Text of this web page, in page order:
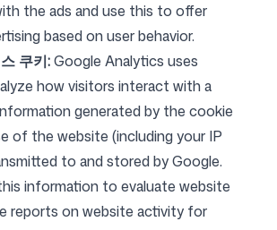
the ads and use this to offer
based on user behavior.
쿠키:Google Analytics uses
how visitors interact with a
generated by the cookie
of the website (including your IP
to and stored by Google.
information to evaluate website
reports on website activity for